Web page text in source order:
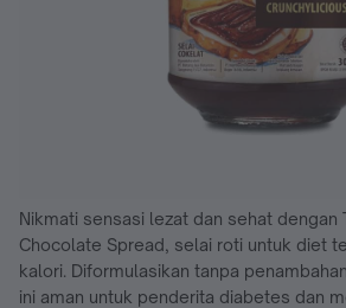
Nikmati sensasi lezat dan sehat dengan
Chocolate Spread, selai roti untuk diet
kalori. Diformulasikan tanpa
ini aman untuk penderita diabetes dan